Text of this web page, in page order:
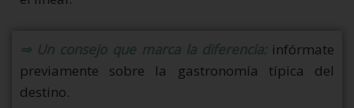
⇒ Un consejo que marca la diferencia:infórmate
previamente sobre la gastronomía típica del
destino.